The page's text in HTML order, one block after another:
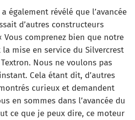
également révélé que l’avancée
d’autres constructeurs
Vous comprenez bien que notre
mise en service du Silvercrest
Nous ne voulons pas
Cela étant dit, d’autres
curieux et demandent
en sommes dans l’avancée du
ce que je peux dire, ce moteur